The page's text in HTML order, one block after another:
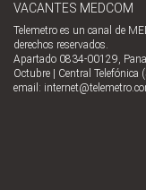
VACANTES MEDCOM
Telemetro es un canal de
derechos reservados.
Apartado 0834-00129,
Octubre | Central
email: